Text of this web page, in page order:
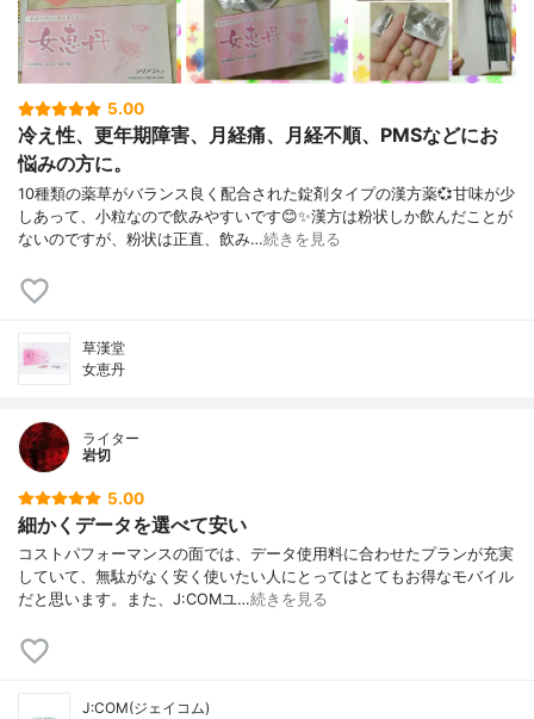
5.00
冷え性、更年期障害、月経痛、月経不順、PMSなどにお
悩みの方に。
10種類の薬草がバランス良く配合された錠剤タイプの漢方薬💞甘味が少
しあって、小粒なので飲みやすいです😊✨漢方は粉状しか飲んだことが
ないのですが、粉状は正直、飲み…続きを見る
草漢堂
女恵丹
ライター
岩切
5.00
細かくデータを選べて安い
コストパフォーマンスの面では、データ使用料に合わせたプランが充実
していて、無駄がなく安く使いたい人にとってはとてもお得なモバイル
だと思います。また、J:COMユ…続きを見る
J:COM(ジェイコム)